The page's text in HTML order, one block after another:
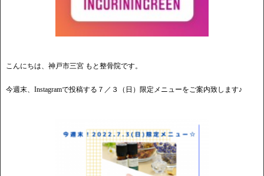
こんにちは、神戸市三宮 もと整骨院です。
今週末、Instagramで投稿する７／３（日）限定メニューをご案内致します♪